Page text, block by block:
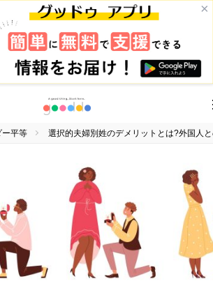
×
ー平等 選択的夫婦別姓のデメリットとは?外国人